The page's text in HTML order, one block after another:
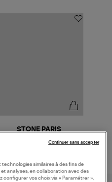
STONE PARIS
(vendue à l'unité)
similaires à des fins de
analyses, en collaboration avec des
configurer vos choix via « Paramétrer »,
Continuer sans accepter